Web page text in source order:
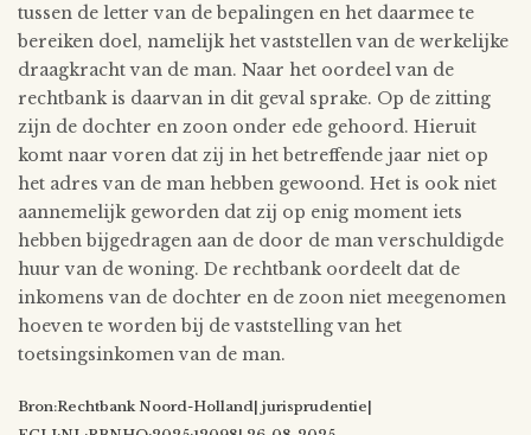
tussen de letter van de bepalingen en het daarmee te
bereiken doel, namelijk het vaststellen van de werkelijke
draagkracht van de man. Naar het oordeel van de
rechtbank is daarvan in dit geval sprake. Op de zitting
zijn de dochter en zoon onder ede gehoord. Hieruit
komt naar voren dat zij in het betreffende jaar niet op
het adres van de man hebben gewoond. Het is ook niet
aannemelijk geworden dat zij op enig moment iets
hebben bijgedragen aan de door de man verschuldigde
huur van de woning. De rechtbank oordeelt dat de
inkomens van de dochter en de zoon niet meegenomen
hoeven te worden bij de vaststelling van het
toetsingsinkomen van de man.
Bron:Rechtbank Noord-Holland| jurisprudentie|